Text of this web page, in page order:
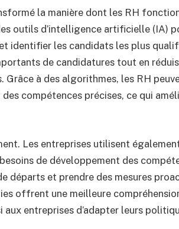
la manière dont les RH
outils d’intelligence artificielle (IA)
et identifier les candidats les plus
de candidatures tout en
Grâce à des algorithmes, les RH
compétences précises, ce qui
Les entreprises utilisent
de développement des
départs et prendre des mesures
offrent une meilleure
entreprises d’adapter leurs